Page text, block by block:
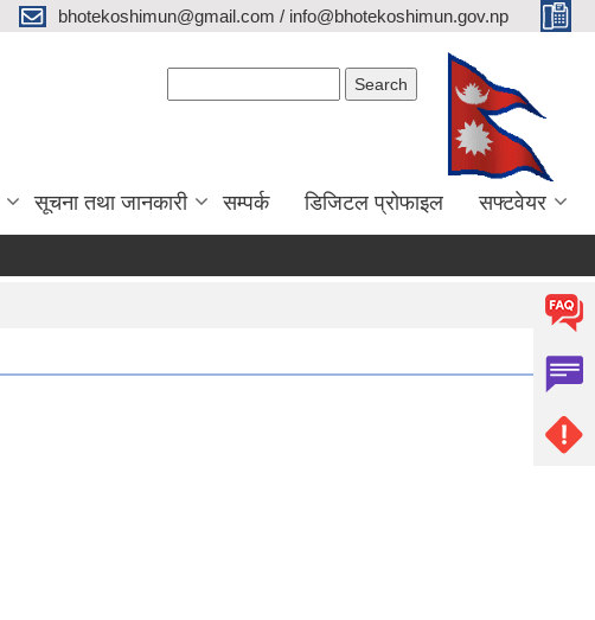
bhotekoshimun@gmail.com / info@bhotekoshimun.gov.np
सूचना तथा जानकारी सम्पर्क डिजिटल प्रोफाइल सफ्टवेयर